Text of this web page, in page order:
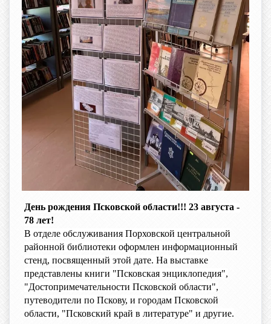
День рождения Псковской области!!! 23 августа -
78 лет!
В отделе обслуживания Порховской центральной
районной библиотеки оформлен информационный
стенд, посвященный этой дате. На выставке
представлены книги "Псковская энциклопедия",
"Достопримечательности Псковской области",
путеводители по Пскову, и городам Псковской
области, "Псковский край в литературе" и другие.